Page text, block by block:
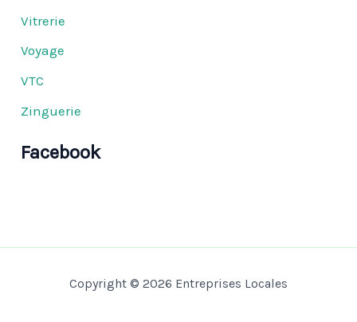
Vitrerie
Voyage
VTC
Zinguerie
Facebook
Copyright © 2026 Entreprises Locales